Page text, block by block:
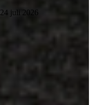
24 juli 2026